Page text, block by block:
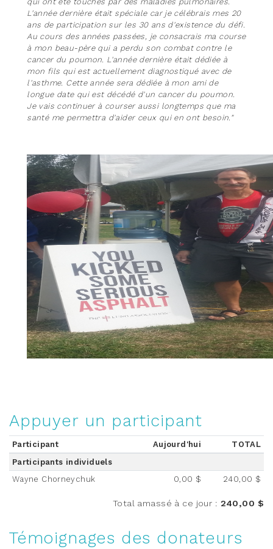
L'année dernière était spéciale car je célébrais mes 20
ans de participation sur les 30 ans d'existence du défi.
Au cours des années passées, je consacrais ma course
à mon beau-père qui a perdu son combat contre le
cancer du poumon. L'année dernière était dédiée à
mon fils qui est actuellement diagnostiqué avec de
l'asthme. Cette année sera dédiée à mon ami de
longue date qui est décédé d'un cancer du poumon.
Je vais continuer à courser aussi longtemps que ma
santé me permettra d'aider ceux qui en ont besoin."
Appuyer un participant
Participant Aujourd'hui
TOTAL
Participants individuels
Wayne Chorneychuk
0,00 $ 240,00 $
Total amassé à ce jour : 240,00 $
Témoignages des donateurs